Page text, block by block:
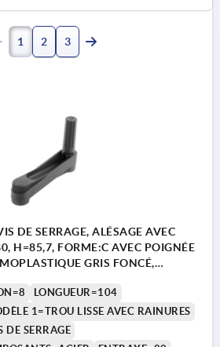
1 2 3
DE SERRAGE, ALÉSAGE AVEC
H=85,7, FORME:C AVEC POIGNÉE
GRIS FONCÉ,
LONGUEUR=104
1=TROU LISSE AVEC RAINURES
DE SERRAGE